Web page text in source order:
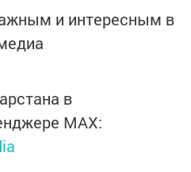
и интересным в
в
MАХ: